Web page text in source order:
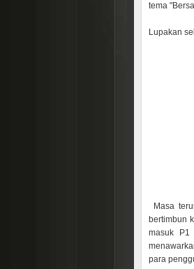
tema
Lupakan
Masa
bertimbun
masuk P1
para